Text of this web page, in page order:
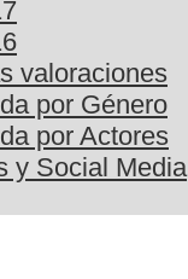
valoraciones
por Género
por Actores
y Social Media